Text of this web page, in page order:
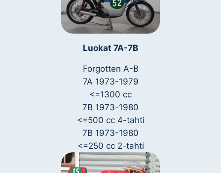
Luokat 7A-7B
Forgotten A-B
7A 1973-1979
<=1300 cc
7B 1973-1980
<=500 cc 4-tahti
7B 1973-1980
<=250 cc 2-tahti